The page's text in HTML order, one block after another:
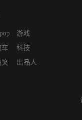
车
笑
游戏
科技
出品人